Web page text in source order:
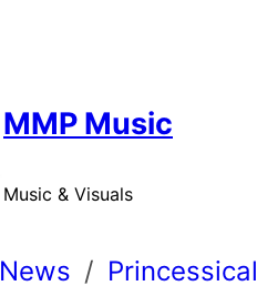
MMP Music
Music & Visuals
News Princessical